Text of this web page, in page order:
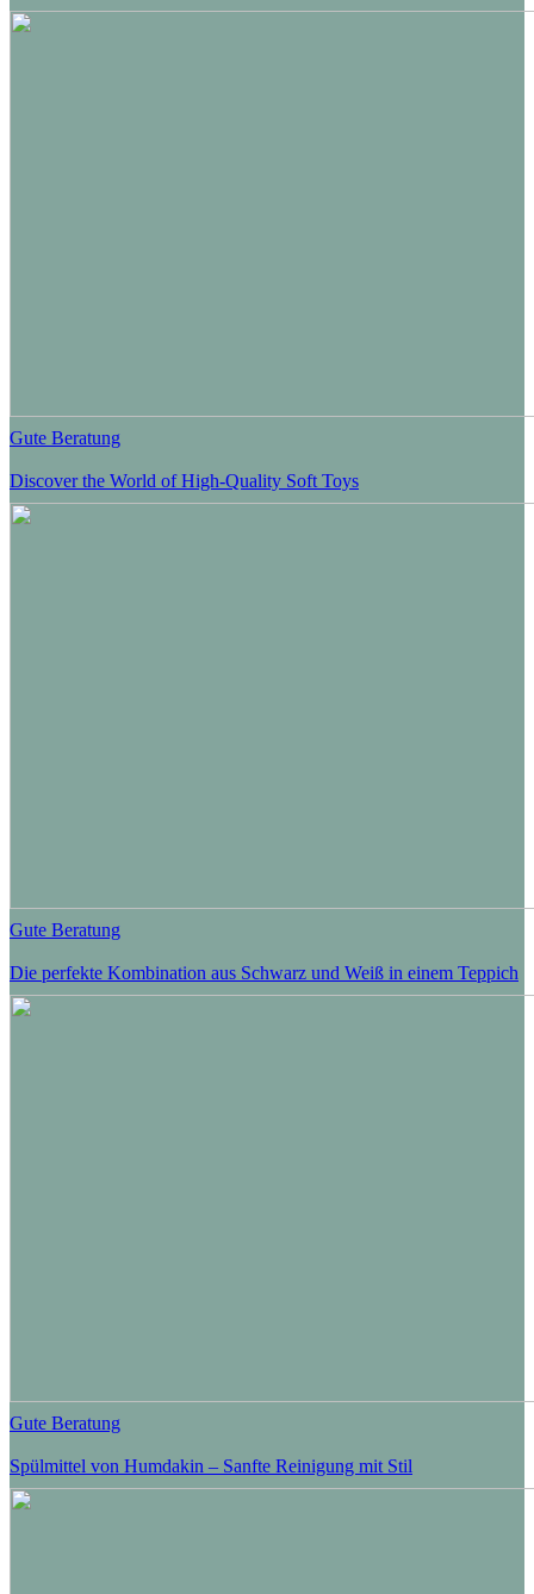
Gute Beratung
Discover the World of High-Quality Soft Toys
Gute Beratung
Die perfekte Kombination aus Schwarz und Weiß in einem Teppich
Gute Beratung
Spülmittel von Humdakin – Sanfte Reinigung mit Stil